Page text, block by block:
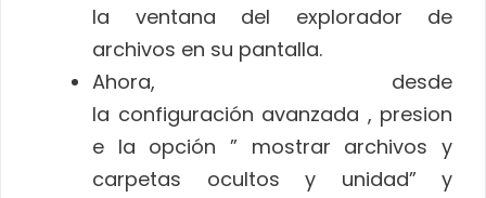
la ventana del explorador de
archivos en su pantalla.
Ahora, desde
la configuración avanzada , presion
e la opción ” mostrar archivos y
carpetas ocultos y unidad” y